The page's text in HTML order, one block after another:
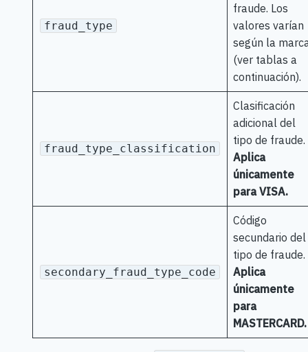
fraud_type
fraude. Los
valores varían
según la
(ver tablas a
continuación).
fraud_type_classification
Clasificación
adicional del
tipo de fraude.
Aplica
únicamente
para VISA.
secondary_fraud_type_code
Código
secundario del
tipo de fraude.
Aplica
únicamente
para
MASTERCARD.